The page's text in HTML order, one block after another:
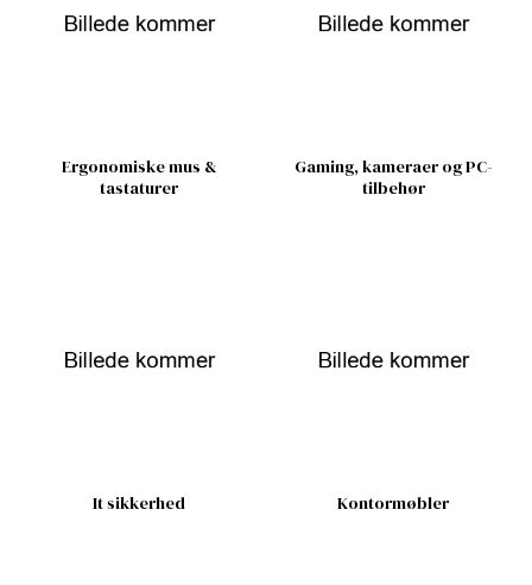
Ergonomiske mus &
tastaturer
Gaming, kameraer og PC-
tilbehør
It sikkerhed Kontormøbler